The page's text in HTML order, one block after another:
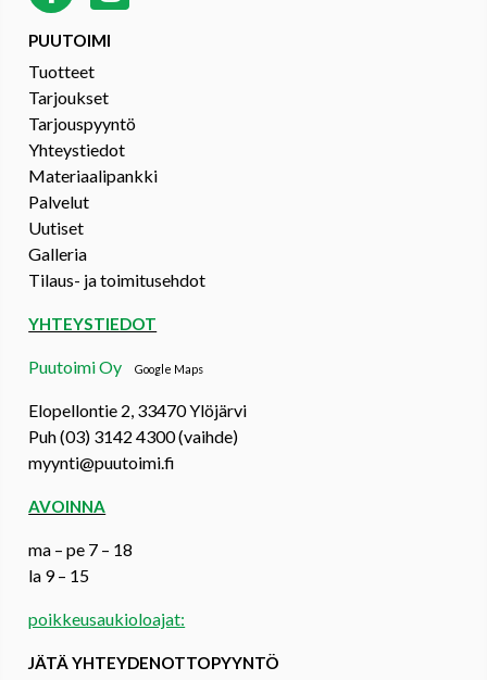
PUUTOIMI
Tuotteet
Tarjoukset
Tarjouspyyntö
Yhteystiedot
Materiaalipankki
Palvelut
Uutiset
Galleria
Tilaus- ja toimitusehdot
YHTEYSTIEDOT
Puutoimi OyGoogle Maps
Elopellontie 2, 33470 Ylöjärvi
Puh (03) 3142 4300 (vaihde)
myynti@puutoimi.fi
AVOINNA
ma – pe 7 – 18
la 9 – 15
poikkeusaukioloajat:
JÄTÄ YHTEYDENOTTOPYYNTÖ